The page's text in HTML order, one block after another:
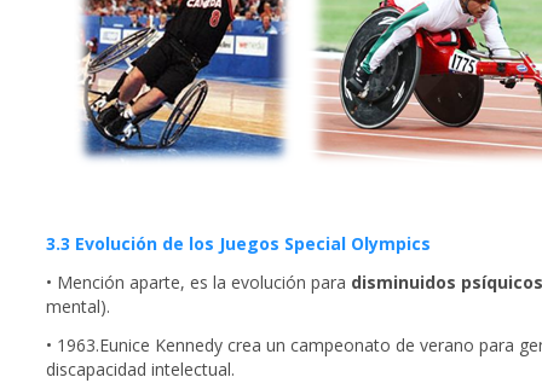
3.3 Evolución de los Juegos Special Olympics
• Mención aparte, es la evolución para disminuidos psíquicos
mental).
• 1963.Eunice Kennedy crea un campeonato de verano para
discapacidad intelectual.